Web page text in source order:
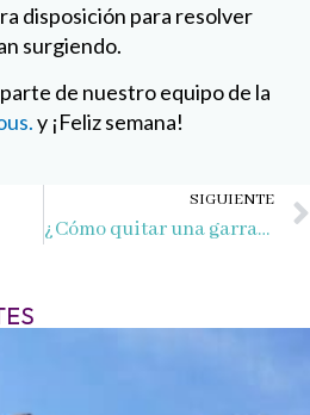
disposición para resolver
surgiendo.
de nuestro equipo de la
y ¡Feliz semana!
SIGUIENTE
¿Cómo quitar una garrapata?